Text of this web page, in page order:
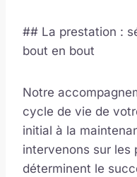
## La prestation :
bout en bout
Notre
cycle de vie de
initial à la
intervenons sur les
déterminent le